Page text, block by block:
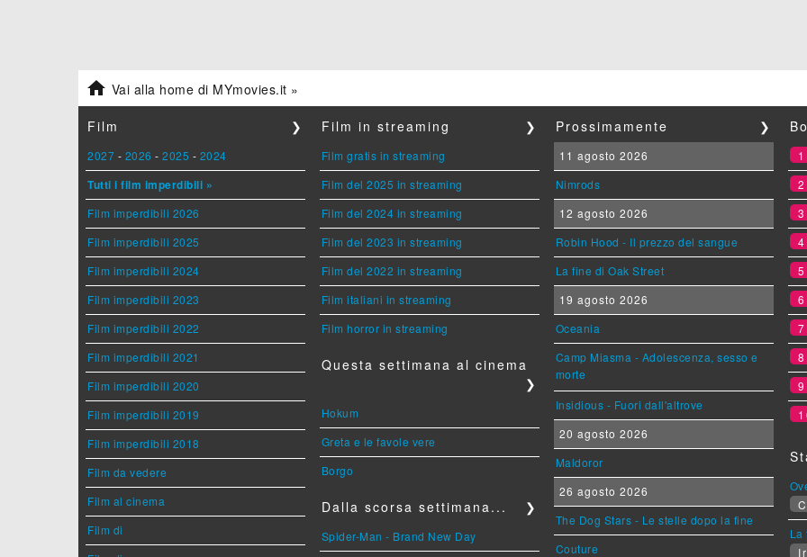
 Vai alla home di MYmovies.it »
Film ❯
2027 - 2026 - 2025 - 2024
Tutti i film imperdibili »
Film imperdibili 2026
Film imperdibili 2025
Film imperdibili 2024
Film imperdibili 2023
Film imperdibili 2022
Film imperdibili 2021
Film imperdibili 2020
Film imperdibili 2019
Film imperdibili 2018
Film da vedere
Film al cinema
Film di
Film in streaming ❯
Film gratis in streaming
Film del 2025 in streaming
Film del 2024 in streaming
Film del 2023 in streaming
Film del 2022 in streaming
Film italiani in streaming
Film horror in streaming
Questa settimana al cinema
❯
Hokum
Greta e le favole vere
Borgo
Dalla scorsa settimana... ❯
Spider-Man - Brand New Day
Prossimamente ❯
11 agosto 2026
Nimrods
12 agosto 2026
Robin Hood - Il prezzo del sangue
La fine di Oak Street
19 agosto 2026
Oceania
Camp Miasma - Adolescenza, sesso e
morte
Insidious - Fuori dall'altrove
20 agosto 2026
Maldoror
26 agosto 2026
The Dog Stars - Le stelle dopo la fine
Couture
1
2
3
4
5
6
7
8
9
La